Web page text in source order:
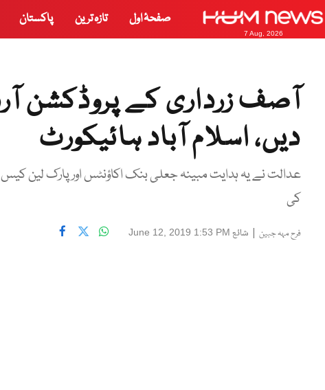
7 Aug, 2026
صفحۂ اول تازہ ترین پاکستان
آصف زرداری کے پروڈکشن
دیں، اسلام آباد ہائیکورٹ
عدالت نے یہ ہدایت مبینہ جعلی بنک اکاؤنٹس اور پارک
کی
فرح مہہ جبین | شائع June 12, 2019 1:53 PM